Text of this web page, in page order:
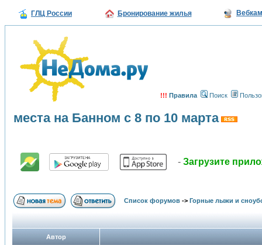
ГЛЦ России Бронирование жилья
!!! Правила Поиск
места на Банном с 8 по 10 марта
- Загрузите
Список форумов -> Горные лыжи и
Автор